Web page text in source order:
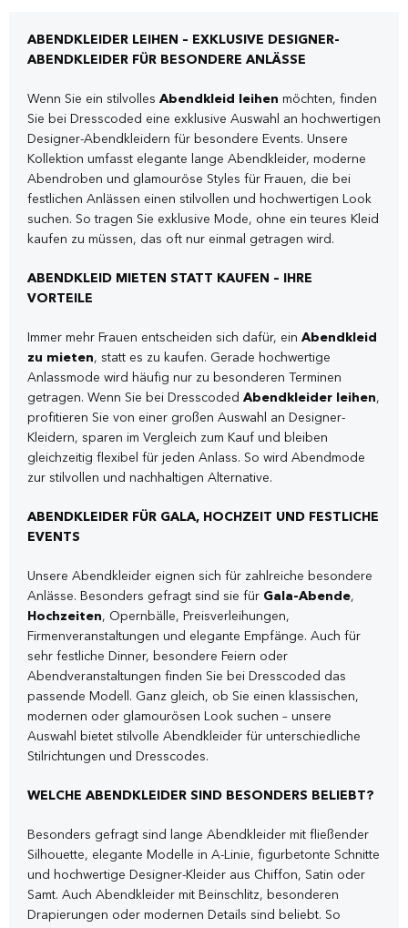
ABENDKLEIDER LEIHEN – EXKLUSIVE DESIGNER-
ABENDKLEIDER FÜR BESONDERE ANLÄSSE
Wenn Sie ein stilvolles Abendkleid leihen möchten, finden
Sie bei Dresscoded eine exklusive Auswahl an hochwertigen
Designer-Abendkleidern für besondere Events. Unsere
Kollektion umfasst elegante lange Abendkleider, moderne
Abendroben und glamouröse Styles für Frauen, die bei
festlichen Anlässen einen stilvollen und hochwertigen Look
suchen. So tragen Sie exklusive Mode, ohne ein teures Kleid
kaufen zu müssen, das oft nur einmal getragen wird.
ABENDKLEID MIETEN STATT KAUFEN – IHRE
VORTEILE
Immer mehr Frauen entscheiden sich dafür, ein Abendkleid
zu mieten, statt es zu kaufen. Gerade hochwertige
Anlassmode wird häufig nur zu besonderen Terminen
getragen. Wenn Sie bei Dresscoded Abendkleider leihen,
profitieren Sie von einer großen Auswahl an Designer-
Kleidern, sparen im Vergleich zum Kauf und bleiben
gleichzeitig flexibel für jeden Anlass. So wird Abendmode
zur stilvollen und nachhaltigen Alternative.
ABENDKLEIDER FÜR GALA, HOCHZEIT UND FESTLICHE
EVENTS
Unsere Abendkleider eignen sich für zahlreiche besondere
Anlässe. Besonders gefragt sind sie für Gala-Abende,
Hochzeiten, Opernbälle, Preisverleihungen,
Firmenveranstaltungen und elegante Empfänge. Auch für
sehr festliche Dinner, besondere Feiern oder
Abendveranstaltungen finden Sie bei Dresscoded das
passende Modell. Ganz gleich, ob Sie einen klassischen,
modernen oder glamourösen Look suchen – unsere
Auswahl bietet stilvolle Abendkleider für unterschiedliche
Stilrichtungen und Dresscodes.
WELCHE ABENDKLEIDER SIND BESONDERS BELIEBT?
Besonders gefragt sind lange Abendkleider mit fließender
Silhouette, elegante Modelle in A-Linie, figurbetonte Schnitte
und hochwertige Designer-Kleider aus Chiffon, Satin oder
Samt. Auch Abendkleider mit Beinschlitz, besonderen
Drapierungen oder modernen Details sind beliebt. So